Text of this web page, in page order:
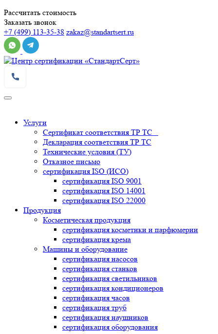
Рассчитать стоимость
Заказать звонок
+7 (499) 113-35-38 zakaz@standartsert.ru
Услуги
Сертификат соответствия ТР ТС
Декларация соответствия ТР ТС
Технические условия (ТУ)
Отказное письмо
сертификация ISO (ИСО)
сертификация ISO 9001
сертификация ISO 14001
сертификация ISO 22000
Продукция
Косметическая продукция
сертификация косметики и парфюмерии
сертификация крема
Машины и оборудование
сертификация насосов
сертификация станков
сертификация светильников
сертификация кондиционеров
сертификация часов
сертификация труб
сертификация наушников
сертификация оборудования